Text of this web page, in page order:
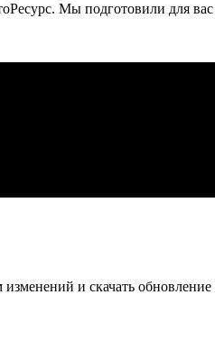
Мы подготовили для
и скачать